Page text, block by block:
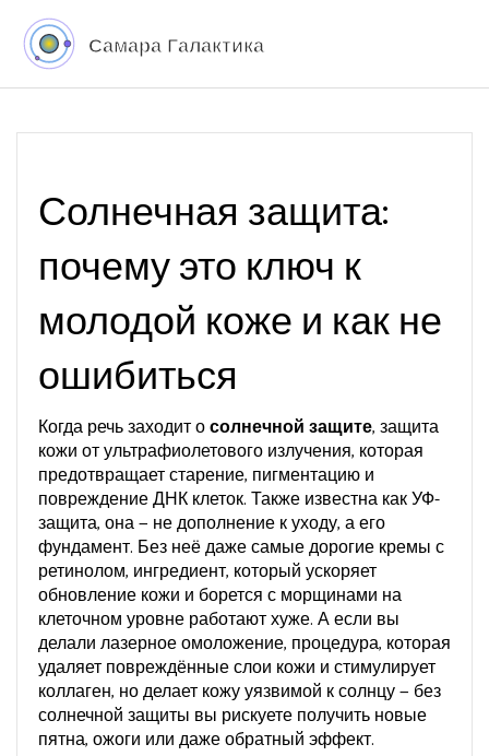
Солнечная защита:
почему это ключ к
молодой коже и как не
ошибиться
Когда речь заходит осолнечной защите,защита
кожи от ультрафиолетового излучения, которая
предотвращает старение, пигментацию и
повреждение ДНК клеток. Также известна какУФ-
защита, она — не дополнение к уходу, а его
фундамент. Без неё даже самые дорогие кремы с
ретинолом, ингредиент, который ускоряет
обновление кожи и борется с морщинами на
клеточном уровнеработают хуже. А если вы
делалилазерное омоложение, процедура, которая
удаляет повреждённые слои кожи и стимулирует
коллаген, но делает кожу уязвимой к солнцу— без
солнечной защиты вы рискуете получить новые
пятна, ожоги или даже обратный эффект.